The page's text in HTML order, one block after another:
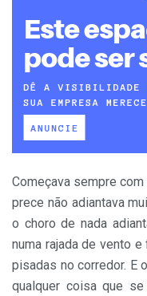
Começava sempre
prece não adiantava
o choro de nada
numa rajada de vento
pisadas no corredor. E
qualquer coisa que